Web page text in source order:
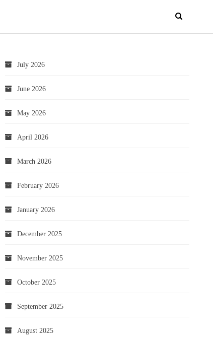
July 2026
June 2026
May 2026
April 2026
March 2026
February 2026
January 2026
December 2025
November 2025
October 2025
September 2025
August 2025